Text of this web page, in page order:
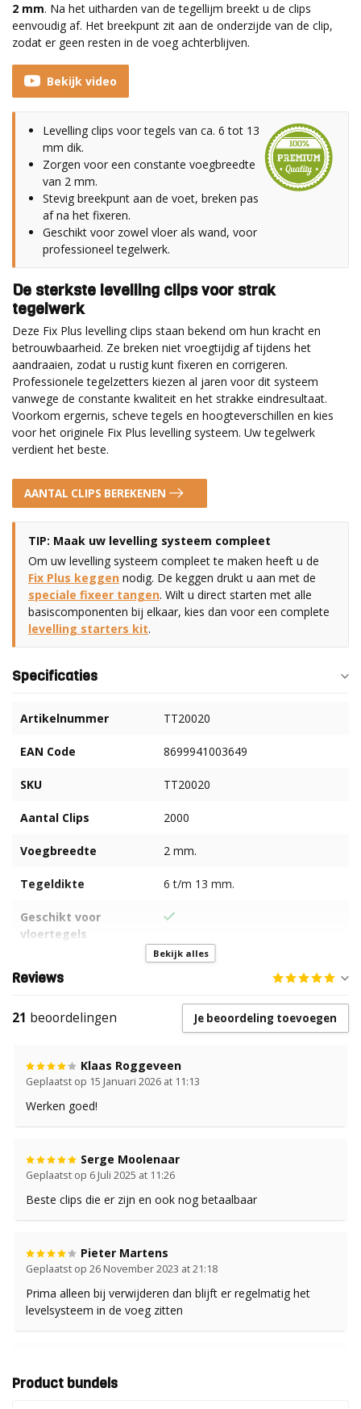
2 mm. Na het uitharden van de tegellijm breekt u de clips
eenvoudig af. Het breekpunt zit aan de onderzijde van de clip,
zodat er geen resten in de voeg achterblijven.
Bekijk video
Levelling clips voor tegels van ca. 6 tot 13
mm dik.
Zorgen voor een constante voegbreedte
van 2 mm.
Stevig breekpunt aan de voet, breken pas
af na het fixeren.
Geschikt voor zowel vloer als wand, voor
professioneel tegelwerk.
De sterkste levelling clips voor strak
tegelwerk
Deze Fix Plus levelling clips staan bekend om hun kracht en
betrouwbaarheid. Ze breken niet vroegtijdig af tijdens het
aandraaien, zodat u rustig kunt fixeren en corrigeren.
Professionele tegelzetters kiezen al jaren voor dit systeem
vanwege de constante kwaliteit en het strakke eindresultaat.
Voorkom ergernis, scheve tegels en hoogteverschillen en kies
voor het originele Fix Plus levelling systeem. Uw tegelwerk
verdient het beste.
AANTAL CLIPS BEREKENEN
TIP: Maak uw levelling systeem compleet
Om uw levelling systeem compleet te maken heeft u de
Fix Plus keggen nodig. De keggen drukt u aan met de
speciale fixeer tangen. Wilt u direct starten met alle
basiscomponenten bij elkaar, kies dan voor een complete
levelling starters kit.
Specificaties
Artikelnummer TT20020
EAN Code 8699941003649
SKU TT20020
Aantal Clips 2000
Voegbreedte 2 mm.
Tegeldikte 6 t/m 13 mm.
Geschikt voor
vloertegels
Geschikt voor
wandtegels
Bekijk alles
Reviews
21 beoordelingen Je beoordeling toevoegen
Klaas Roggeveen
Geplaatst op 15 Januari 2026 at 11:13
Werken goed!
Serge Moolenaar
Geplaatst op 6 Juli 2025 at 11:26
Beste clips die er zijn en ook nog betaalbaar
Pieter Martens
Geplaatst op 26 November 2023 at 21:18
Prima alleen bij verwijderen dan blijft er regelmatig het
levelsysteem in de voeg zitten
Geplaatst op 6 Oktober 2023 at 12:22
Product bundels